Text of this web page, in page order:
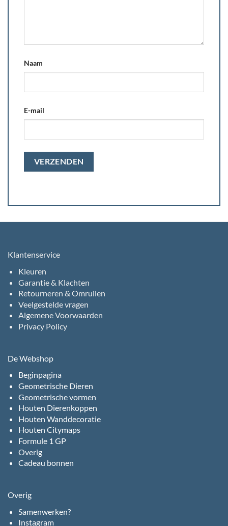
Naam
E-mail
Klantenservice
Kleuren
Garantie & Klachten
Retourneren & Omruilen
Veelgestelde vragen
Algemene Voorwaarden
Privacy Policy
De Webshop
Beginpagina
Geometrische Dieren
Geometrische vormen
Houten Dierenkoppen
Houten Wanddecoratie
Houten Citymaps
Formule 1 GP
Overig
Cadeau bonnen
Overig
Samenwerken?
Instagram